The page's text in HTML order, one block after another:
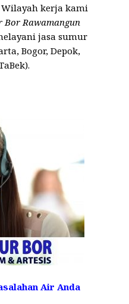
kerja kami
Bor Rawamangun
jasa sumur
Bogor, Depok,
Air Anda